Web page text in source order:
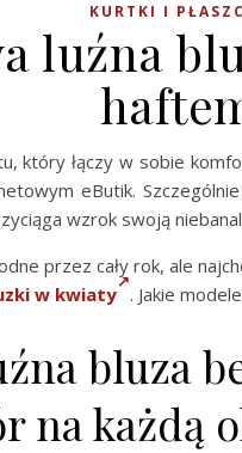
KURTKI I
luźna
który łączy w sobie
eButik.
wzrok swoją
przez cały rok, ale
w kwiaty . Jakie
bluza
na każdą